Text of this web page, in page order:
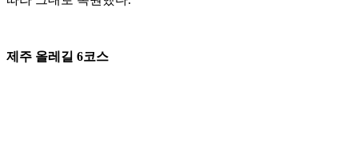
제주 올레길 6코스